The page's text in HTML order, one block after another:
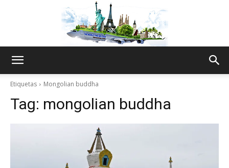
Etiquetas Mongolian buddha
Tag: mongolian buddha